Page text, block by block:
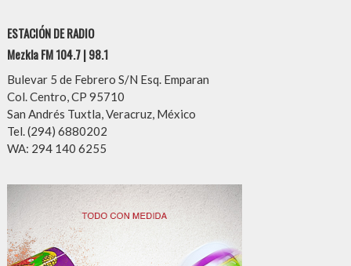
ESTACIÓN DE RADIO
Mezkla FM 104.7 | 98.1
Bulevar 5 de Febrero S/N Esq. Emparan
Col. Centro, CP 95710
San Andrés Tuxtla, Veracruz, México
Tel. (294) 6880202
WA: 294 140 6255